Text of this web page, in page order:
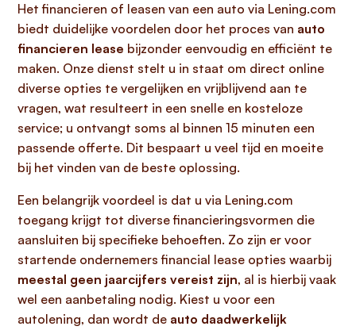
Het financieren of leasen van een auto via Lening.com
biedt duidelijke voordelen door het proces van auto
financieren lease bijzonder eenvoudig en efficiënt te
maken. Onze dienst stelt u in staat om direct online
diverse opties te vergelijken en vrijblijvend aan te
vragen, wat resulteert in een snelle en kosteloze
service; u ontvangt soms al binnen 15 minuten een
passende offerte. Dit bespaart u veel tijd en moeite
bij het vinden van de beste oplossing.
Een belangrijk voordeel is dat u via Lening.com
toegang krijgt tot diverse financieringsvormen die
aansluiten bij specifieke behoeften. Zo zijn er voor
startende ondernemers financial lease opties waarbij
meestal geen jaarcijfers vereist zijn, al is hierbij vaak
wel een aanbetaling nodig. Kiest u voor een
autolening, dan wordt de auto daadwerkelijk